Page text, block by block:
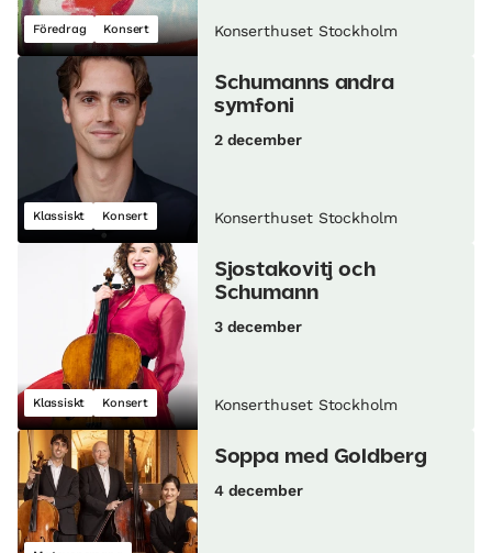
Föredrag Konsert Konserthuset Stockholm
Klassiskt Konsert
Schumanns andra
symfoni
2 december
Konserthuset Stockholm
Klassiskt Konsert
Sjostakovitj och
Schumann
3 december
Konserthuset Stockholm
Soppa med Goldberg
4 december